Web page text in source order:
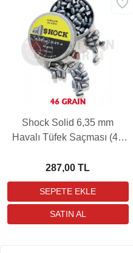
Shock Solid 6,35 mm
Havalı Tüfek Saçması (46
287,00 TL